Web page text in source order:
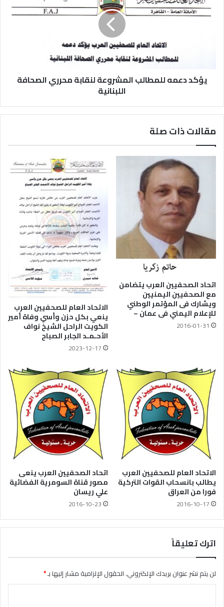
يؤكد دعمه للمطالب المشروعة لنقابة محرري الصحافة
اللبنانية
مقالات ذات صلة
اتحاد الصحفيين العرب يتضامن
مع الصحفيين اليمنيين
ويشارك فى المؤتمر الوطني
للإعلام اليمني فى عمان –
2016-01-31
الاتحاد العام للصحفيين العرب
ينعي بكل حزن وأسي وفاة أمير
الكويت الراحل الشيخ نواف
الأحـمـد الجابر الصباح
2023-12-17
الاتحاد العام للصحفيين العرب
يطالب بانسحاب القوات التركية
فورا من العراق
2016-10-17
اتحاد الصحفيين العرب ينعى
مصور قناة السومرية الفضائية
علي ريسان
2016-10-23
اترك تعليقاً
لن يتم نشر عنوان بريدك الإلكتروني.الحقول الإلزامية مشار إليها بـ*